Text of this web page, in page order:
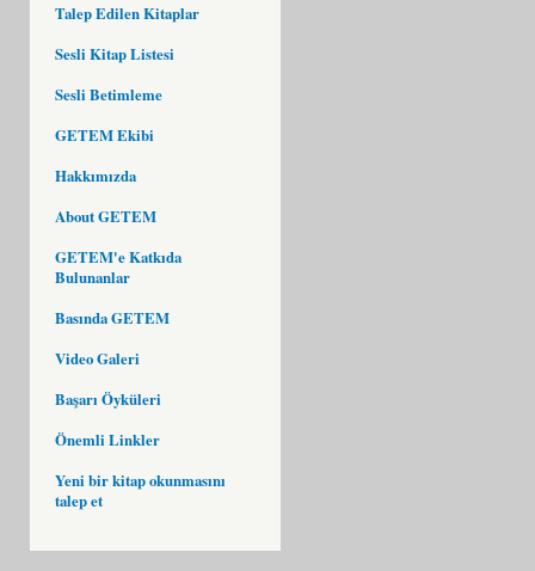
Talep Edilen Kitaplar
Sesli Kitap Listesi
Sesli Betimleme
GETEM Ekibi
Hakkımızda
About GETEM
GETEM'e Katkıda
Bulunanlar
Basında GETEM
Video Galeri
Başarı Öyküleri
Önemli Linkler
Yeni bir kitap okunmasını
talep et